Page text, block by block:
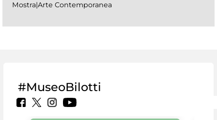
Mostra|Arte Contemporanea
#MuseoBilotti